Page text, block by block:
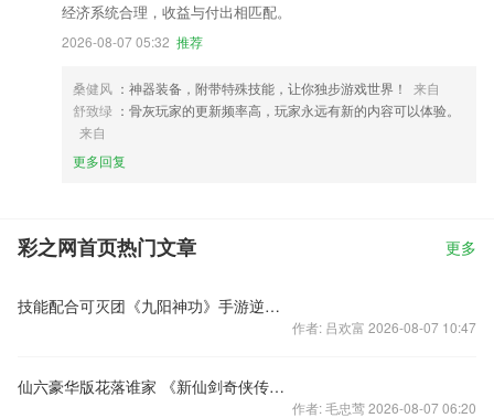
经济系统合理，收益与付出相匹配。
2026-08-07 05:32 推荐
桑健风 ：神器装备，附带特殊技能，让你独步游戏世界！
来自
舒致绿 ：骨灰玩家的更新频率高，玩家永远有新的内容可以体验。
来自
更多回复
彩之网首页热门文章 更多
技能配合可灭团《九阳神功》手游逆天团战
作者: 吕欢富 2026-08-07 10:47
仙六豪华版花落谁家 《新仙剑奇侠传》手游同人作品大赛开奖啦
作者: 毛忠莺 2026-08-07 06:20